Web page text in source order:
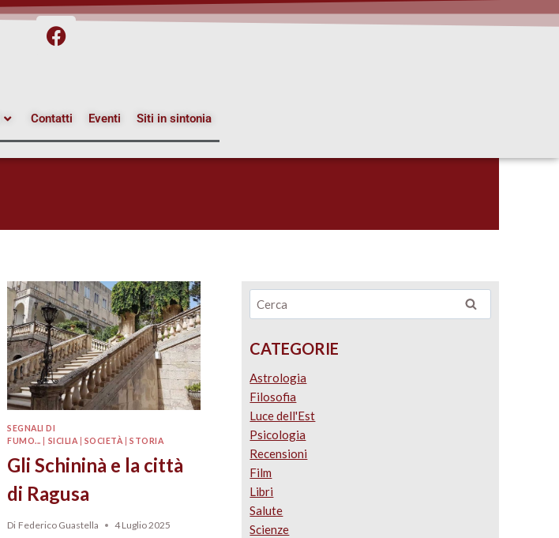
Contatti Eventi Siti in sintonia
SEGNALI DI
FUMO...
SICILIA SOCIETÀ |STORIA
Gli Schininà e la città
di Ragusa
Di Federico Guastella 4 Luglio 2025
CATEGORIE
Astrologia
Filosofia
Luce dell'Est
Psicologia
Recensioni
Film
Libri
Salute
Scienze